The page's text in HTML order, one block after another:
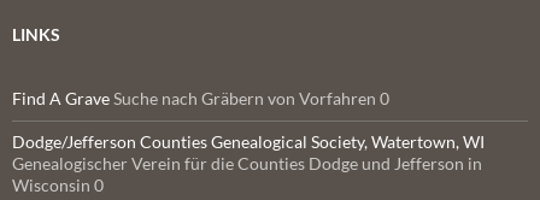
LINKS
Find A GraveSuche nach Gräbern von Vorfahren 0
Dodge/Jefferson Counties Genealogical Society, Watertown, WI
Genealogischer Verein für die Counties Dodge und Jefferson in
Wisconsin 0